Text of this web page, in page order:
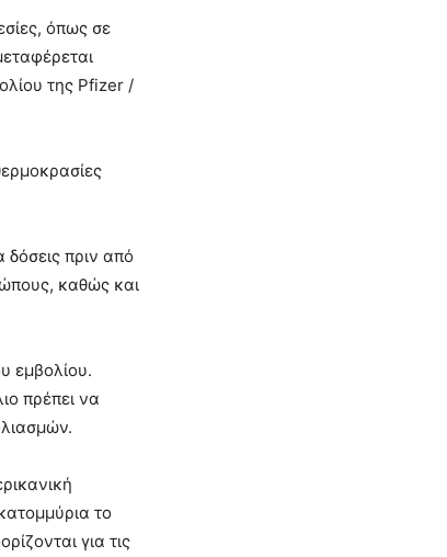
όπως σε
της Pfizer /
πριν από
καθώς και
εμβολίου.
πρέπει να
το
για τις